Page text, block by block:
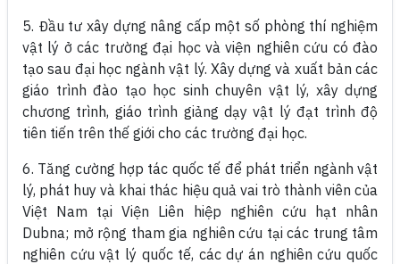
5. Đầu tư xây dựng nâng cấp một số phòng thí nghiệm
vật lý ở các trường đại học và viện nghiên cứu có đào
tạo sau đại học ngành vật lý. Xây dựng và xuất bản các
giáo trình đào tạo học sinh chuyên vật lý, xây dựng
chương trình, giáo trình giảng dạy vật lý đạt trình độ
tiên tiến trên thế giới cho các trường đại học.
6. Tăng cường hợp tác quốc tế để phát triển ngành vật
lý, phát huy và khai thác hiệu quả vai trò thành viên của
Việt Nam tại Viện Liên hiệp nghiên cứu hạt nhân
Dubna; mở rộng tham gia nghiên cứu tại các trung tâm
nghiên cứu vật lý quốc tế, các dự án nghiên cứu quốc